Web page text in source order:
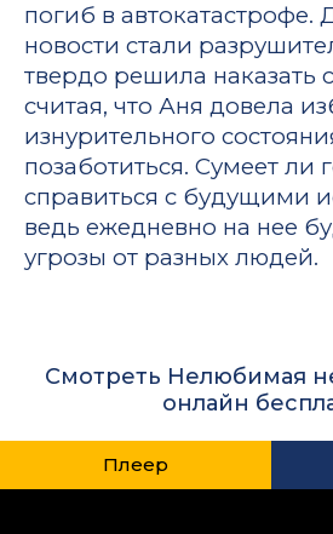
погиб в автокатастрофе.
новости стали
твердо решила наказать
считая, что Аня довела
изнурительного
позаботиться. Сумеет ли
справиться с будущими
ведь ежедневно на нее
угрозы от разных людей.
Смотреть Нелюбимая
онлайн
Плеер